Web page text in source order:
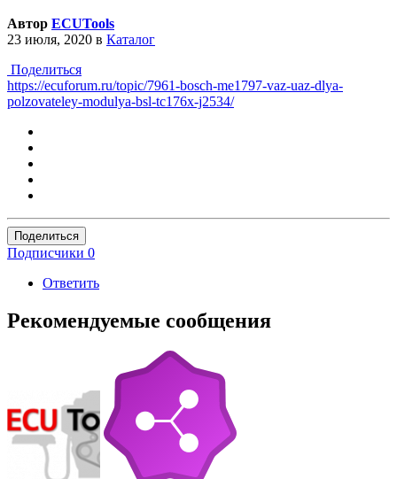
Автор ECUTools
23 июля, 2020 в Каталог
Поделиться
https://ecuforum.ru/topic/7961-bosch-me1797-vaz-uaz-dlya-
polzovateley-modulya-bsl-tc176x-j2534/
Поделиться
Подписчики 0
Ответить
Рекомендуемые сообщения